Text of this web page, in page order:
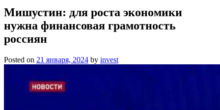
Мишустин: для роста экономики
нужна финансовая грамотность
россиян
Posted on 21 января, 2024 by invest